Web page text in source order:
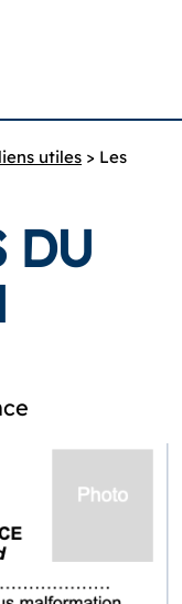
utiles > Les
DU